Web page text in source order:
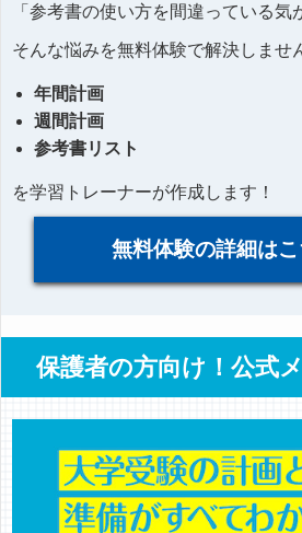
「参考書の使い方を間違っている気
そんな悩みを無料体験で解決しませ
年間計画
週間計画
参考書リスト
を学習トレーナーが作成します！
無料体験の詳細はこ
保護者の方向け！公式